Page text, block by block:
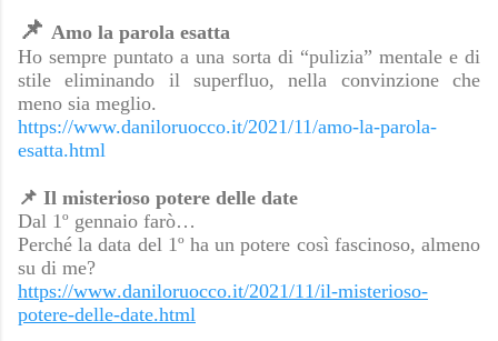
📌 Amo la parola esatta
Ho sempre puntato a una sorta di “pulizia” mentale e di
stile eliminando il superfluo, nella convinzione che
meno sia meglio.
https://www.daniloruocco.it/2021/11/amo-la-parola-
esatta.html
📌 Il misterioso potere delle date
Dal 1º gennaio farò…
Perché la data del 1º ha un potere così fascinoso, almeno
su di me?
https://www.daniloruocco.it/2021/11/il-misterioso-
potere-delle-date.html